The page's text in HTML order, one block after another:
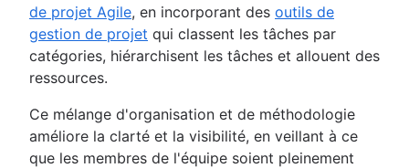
de projet Agile, en incorporant des outils de
gestion de projet qui classent les tâches par
catégories, hiérarchisent les tâches et allouent des
ressources.
Ce mélange d'organisation et de méthodologie
améliore la clarté et la visibilité, en veillant à ce
que les membres de l'équipe soient pleinement